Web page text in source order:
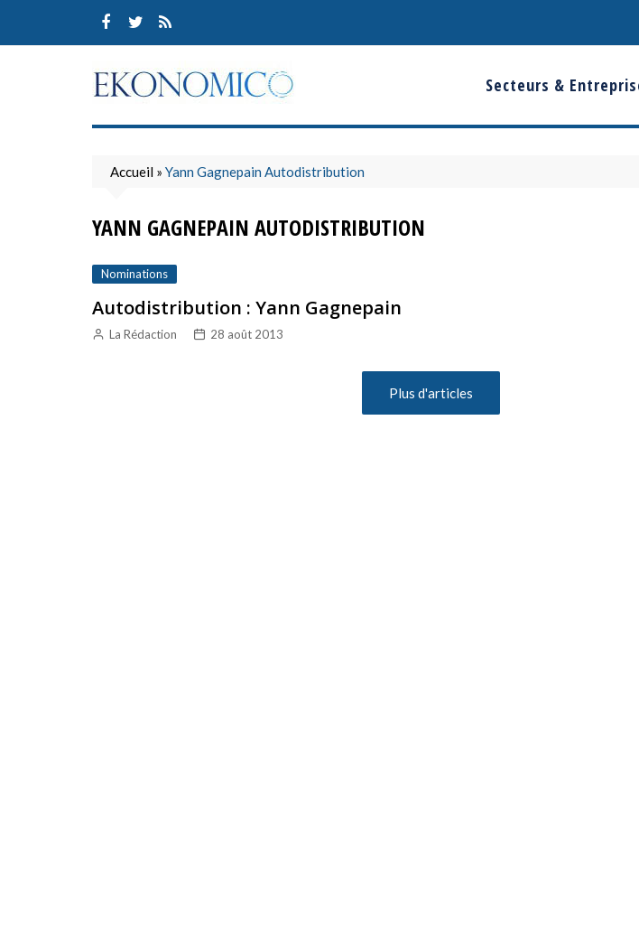
content
Secteurs &
Banques & Finances
Accueil » Yann Gagnepain Autodistribution
YANN GAGNEPAIN AUTODISTRIBUTION
Nominations
Autodistribution : Yann Gagnepain
La Rédaction 28 août 2013
Plus d'articles